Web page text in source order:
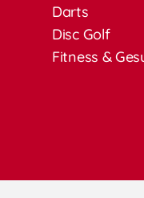
Darts
Disc Golf
Fitness &